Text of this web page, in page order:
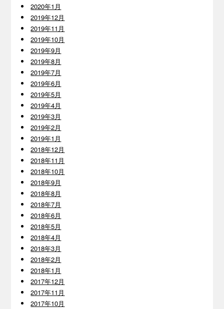
2020年1月
2019年12月
2019年11月
2019年10月
2019年9月
2019年8月
2019年7月
2019年6月
2019年5月
2019年4月
2019年3月
2019年2月
2019年1月
2018年12月
2018年11月
2018年10月
2018年9月
2018年8月
2018年7月
2018年6月
2018年5月
2018年4月
2018年3月
2018年2月
2018年1月
2017年12月
2017年11月
2017年10月